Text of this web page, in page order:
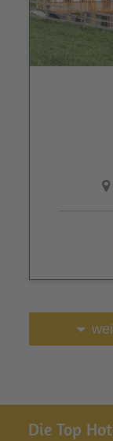
Die Top